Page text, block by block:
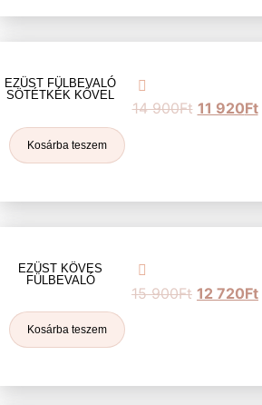
EZÜST FÜLBEVALÓ
SÖTÉTKÉK KŐVEL
14 900Ft 11 920Ft
Kosárba teszem
EZÜST KÖVES
FÜLBEVALÓ
15 900Ft 12 720Ft
Kosárba teszem